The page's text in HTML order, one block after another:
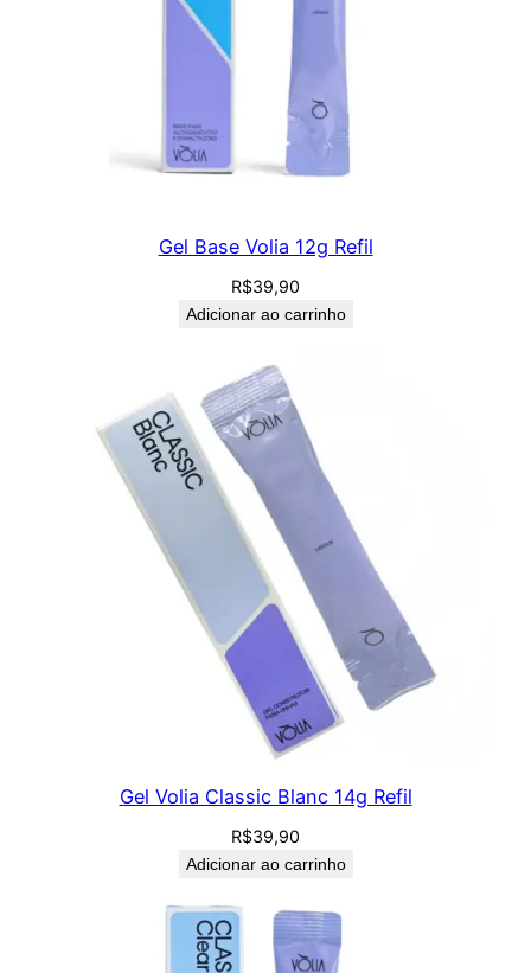
Gel Base Volia 12g Refil
R$39,90
Adicionar ao carrinho
Gel Volia Classic Blanc 14g Refil
R$39,90
Adicionar ao carrinho